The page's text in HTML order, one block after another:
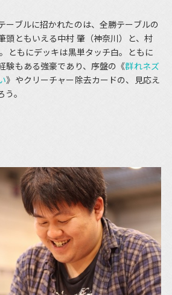
ブルに招かれたのは、全勝テーブルの
頭ともいえる中村 肇（神奈川）と、村
ともにデッキは黒単タッチ白。ともに
験もある強豪であり、序盤の《群れネズ
》やクリーチャー除去カードの、見応え
。